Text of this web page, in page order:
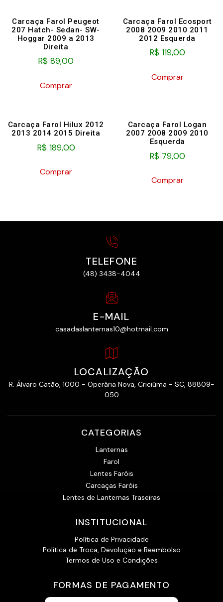
Carcaça Farol Peugeot
207 Hatch- Sedan- SW-
Hoggar 2009 a 2013
Direita
R$ 89,00
Comprar
Carcaça Farol Ecosport
2008 2009 2010 2011
2012 Esquerda
R$ 119,00
Comprar
Carcaça Farol Hilux 2012
2013 2014 2015 Direita
R$189,00
Comprar
Carcaça Farol Logan
2007 2008 2009 2010
Esquerda
R$ 79,00
Comprar
TELEFONE
(48) 3438-4044
E-MAIL
casadaslanternas10@hotmail.com
LOCALIZAÇÃO
R. Álvaro Catão, 1000 - Operária Nova, Criciúma - SC, 88809-
050
CATEGORIAS
Lanternas
Farol
Lentes Faróis
Carcaças Faróis
Lentes de Lanternas Traseiras
INSTITUCIONAL
Política de Privacidade
Política de Troca, Devolução e Reembolso
Termos de Uso e Condições
FORMAS DE PAGAMENTO